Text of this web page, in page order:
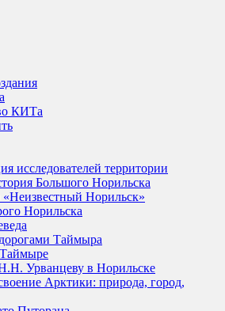
КИТа
исследователей территории
Большого Норильска
Норильск»
Норильска
Таймыра
Урванцеву в Норильске
Арктики: природа, город,